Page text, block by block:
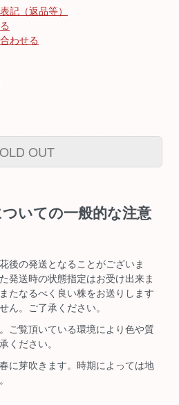
記（返品等）
わせる
OUT
いての一般的な注意
後の発送となることがございま
発送時の状態指定はお受け出来ま
たなるべく良い株をお送りします
ん。ご了承ください。
ご覧頂いている環境により色や質
ください。
に芽吹きます。時期によっては地